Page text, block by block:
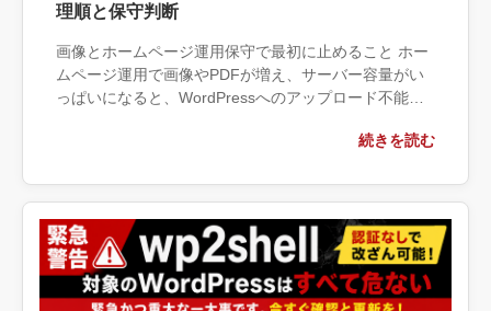
理順と保守判断
画像とホームページ運用保守で最初に止めること ホー
ムページ運用で画像やPDFが増え、サーバー容量がい
っぱいになると、WordPressへのアップロード不能や
続きを読む